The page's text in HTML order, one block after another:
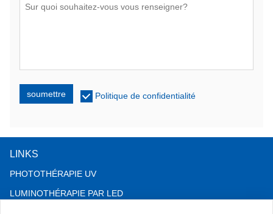
soumettre Politique de confidentialité
LINKS
PHOTOTHÉRAPIE UV
LUMINOTHÉRAPIE PAR LED